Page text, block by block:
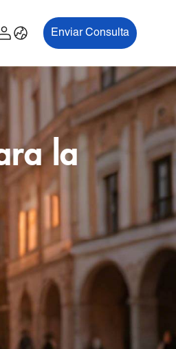
Enviar Consulta
la